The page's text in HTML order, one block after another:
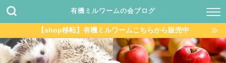
有機ミルワームの会ブログ
【shop移転】有機ミルワームこちらから販売中